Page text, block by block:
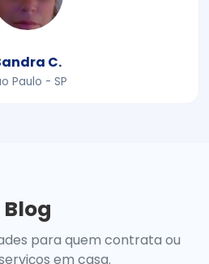
C.
Paulo - SP
Blog
para quem contrata ou
em casa.